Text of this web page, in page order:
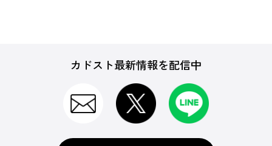
カドスト最新情報を配信中